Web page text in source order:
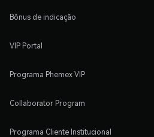
Bônus de indicação
VIP Portal
Programa Phemex VIP
Collaborator Program
Programa Cliente Institucional